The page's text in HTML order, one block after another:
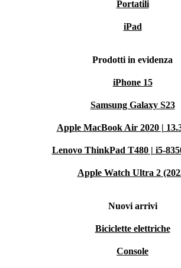
Portatili
iPad
Prodotti in evidenza
iPhone 15
Samsung Galaxy S23
Apple MacBook Air 2020 |
Lenovo ThinkPad T480 | i5-
Apple Watch Ultra 2
Nuovi arrivi
Biciclette elettriche
Console